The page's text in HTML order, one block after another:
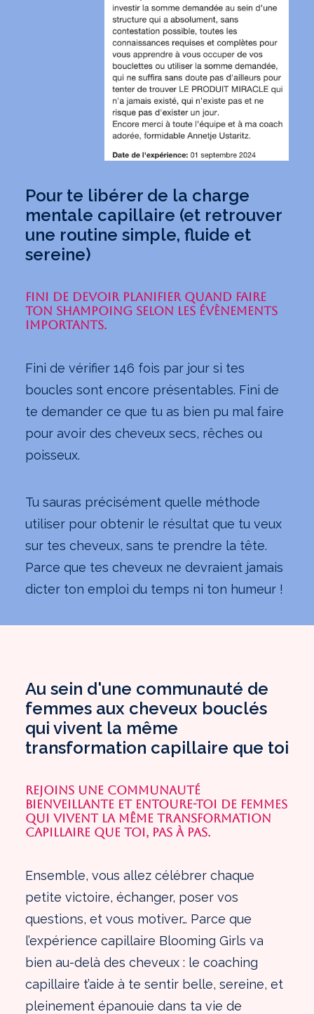
Pour te libérer de la charge
mentale capillaire (et retrouver
une routine simple, fluide et
sereine)
FINI DE DEVOIR PLANIFIER QUAND FAIRE
TON SHAMPOING SELON LES ÉVÈNEMENTS
IMPORTANTS.
Fini de vérifier 146 fois par jour si tes
boucles sont encore présentables. Fini de
te demander ce que tu as bien pu mal faire
pour avoir des cheveux secs, rêches ou
poisseux.
Tu sauras précisément quelle méthode
utiliser pour obtenir le résultat que tu veux
sur tes cheveux, sans te prendre la tête.
Parce que tes cheveux ne devraient jamais
dicter ton emploi du temps ni ton humeur !
Au sein d'une communauté de
femmes aux cheveux bouclés
qui vivent la même
transformation capillaire que toi
REJOINS UNE COMMUNAUTÉ
BIENVEILLANTE ET ENTOURE-TOI DE FEMMES
QUI VIVENT LA MÊME TRANSFORMATION
CAPILLAIRE QUE TOI, PAS À PAS.
Ensemble, vous allez célébrer chaque
petite victoire, échanger, poser vos
questions, et vous motiver… Parce que
l’expérience capillaire Blooming Girls va
bien au-delà des cheveux : le coaching
capillaire t’aide à te sentir belle, sereine, et
pleinement épanouie dans ta vie de